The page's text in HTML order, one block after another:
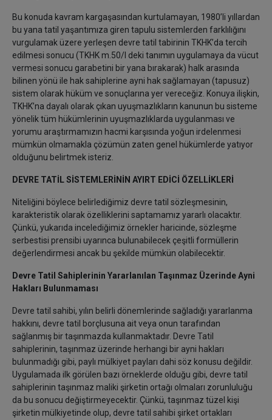
Bu konuda kavram kargaşasından kurtulamayan, 1980’li yıllardan
bu yana tatil yaşantımıza giren tapulu sistemlerden farklılığını
vurgulamak üzere yerleşen devre tatil tabirinin TKHK’da tercih
edilmesi sonucu (TKHK m.50/I deki tanımın uygulamaya da vücut
vermesi sonucu garabetini bir yana bırakarak) halk arasında
bilinen yönü ile hak sahiplerine ayni hak sağlamayan (tapusuz)
sistem olarak hüküm ve sonuçlarına yer vereceğiz. Konuya ilişkin,
TKHK’na dayalı olarak çıkan uyuşmazlıkların kanunun bu sisteme
yönelik tüm hükümlerinin uyuşmazlıklarda uygulanması ve
yorumu araştırmamızın hacmi karşısında yoğun irdelenmesi
mümkün olmamakla çözümün zaten genel hükümlerde yatıyor
olduğunu belirtmek isteriz.
DEVRE TATİL SİSTEMLERİNİN AYIRT EDİCİ ÖZELLİKLERİ
Niteliğini böylece belirlediğimiz devre tatil sözleşmesinin,
karakteristik olarak özelliklerini saptamamız yararlı olacaktır.
Çünkü, yukarıda incelediğimiz örnekler haricinde, sözleşme
serbestisi prensibi uyarınca bulunabilecek çeşitli formüllerin
değerlendirmesi ancak bu şekilde mümkün olabilecektir.
Devre Tatil Sahiplerinin Yararlanılan Taşınmaz Üzerinde Ayni
Hakları Bulunmaması
Devre tatil sahibi, yılın belirli dönemlerinde sağladığı yararlanma
hakkını, devre tatil borçlusuna ait veya onun tarafından
sağlanmış bir taşınmazda kullanmaktadır. Devre Tatil
sahiplerinin, taşınmaz üzerinde herhangi bir ayni hakları
bulunmadığı gibi, paylı mülkiyet payları dahi söz konusu değildir.
Uygulamada ilk görülen bazı örneklerde olduğu gibi, devre tatil
sahiplerinin taşınmaz maliki şirketin ortağı olmaları zorunluluğu
da bu sonucu değiştirmeyecektir. Çünkü, taşınmaz tüzel kişi
şirketin mülkiyetinde olup, devre tatil sahibi şirket ortakları